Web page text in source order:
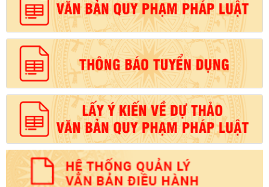
Số:1732/QĐ-UBND
Tên:(Quyết định Về việc công bố Danh mục thủ tục hành chính
được sửa đổi, bổ sung, bãi bỏ và phê duyệt Quy trình nội bộ giải
quyết thủ tục hành chính trong lĩnh vực thành lập và hoạt động
của tổ hợp tác, hợp tác xã, liên hiệp hợp tác xã thuộc phạm vi
chức năng quản lý của Sở Tài chính tỉnh Lai Châu)
Ngày ban hành: (09/08/2026) -Ngày hiệu lực: (07/08/2026)
1721/QĐ-UBND
Tên:(Quyết định Phê duyệt phương án đấu giá quyền sử dụng
đất đối với 04 thửa đất thương mại, dịch vụ năm 2026 trên địa
bàn tỉnh Lai Châu)
Ngày ban hành: (07/08/2026) -Ngày hiệu lực: (07/08/2026)